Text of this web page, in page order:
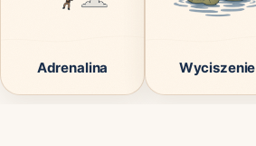
Adrenalina Wyciszenie